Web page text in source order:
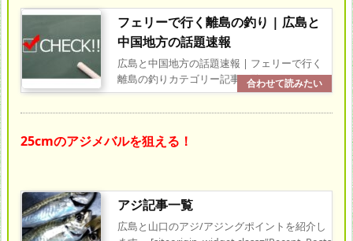
フェリーで行く離島の釣り | 広島と
中国地方の話題速報
広島と中国地方の話題速報 | フェリーで行く
離島の釣りカテゴリー記事一覧
25cmのアジメバルを狙える！
アジ記事一覧
広島と山口のアジ/アジングポイントを紹介し